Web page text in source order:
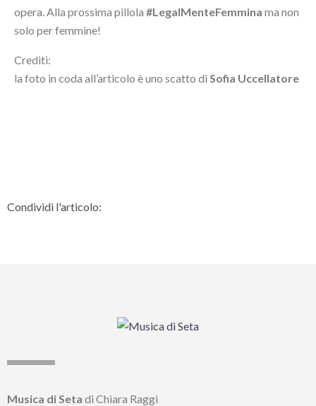
opera. Alla prossima pillola #LegalMenteFemmina ma non
solo per femmine!
Crediti:
la foto in coda all’articolo è uno scatto di Sofia Uccellatore
Condividi l'articolo:
Musica di Seta di Chiara Raggi